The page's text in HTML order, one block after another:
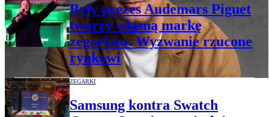
Były prezes Audemars Piguet
tworzy własną markę
zegarków. Wyzwanie rzucone
rynkowi
ZEGARKI
Samsung kontra Swatch